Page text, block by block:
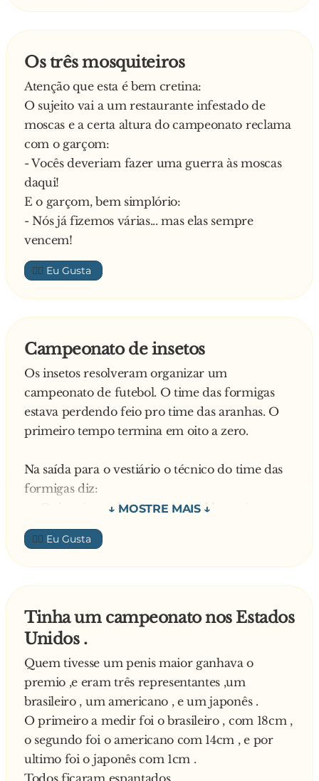
Os três mosquiteiros
Atenção que esta é bem cretina:
O sujeito vai a um restaurante infestado de
moscas e a certa altura do campeonato reclama
com o garçom:
- Vocês deveriam fazer uma guerra às moscas
daqui!
E o garçom, bem simplório:
- Nós já fizemos várias... mas elas sempre
vencem!
👍🏼
Campeonato de insetos
Os insetos resolveram organizar um
campeonato de futebol. O time das formigas
estava perdendo feio pro time das aranhas. O
primeiro tempo termina em oito a zero.
Na saída para o vestiário o técnico do time das
formigas diz:
— O time jogou bem, mas o problema é que
faltaram pernas pro nosso time...
No segundo tempo, entra a centopéia no time
das formigas, que reage e empata.
— Por que ela não jogou logo no primeiro
tempo? - quis saber um repórter.
O técnico, feliz após o empate, responde:
— Porque estava calçando as chuteiras!
👍🏼
Tinha um campeonato nos Estados
Unidos .
Quem tivesse um penis maior ganhava o
premio ,e eram três representantes ,um
brasileiro , um americano , e um japonês .
O primeiro a medir foi o brasileiro , com 18cm ,
o segundo foi o americano com 14cm , e por
ultimo foi o japonês com 1cm .